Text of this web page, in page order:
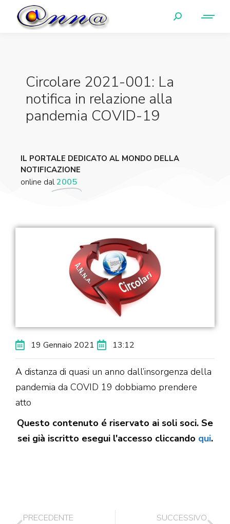
Circolare 2021-001: La
notifica in relazione alla
pandemia COVID-19
IL PORTALE DEDICATO AL MONDO DELLA
NOTIFICAZIONE
online dal2005
19 Gennaio 2021 13:12
A distanza di quasi un anno dall’insorgenza della
pandemia da COVID 19 dobbiamo prendere
atto
Questo contenuto é riservato ai soli soci. Se
sei già iscritto esegui l'accesso cliccando qui.
PRECEDENTE SUCCESSIVO